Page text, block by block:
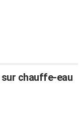
chauffe-eau